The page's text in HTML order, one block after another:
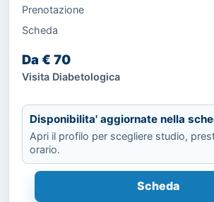
Prenotazione
Scheda
Da € 70
Visita Diabetologica
Disponibilita' aggiornate nella
Apri il profilo per scegliere studio,
orario.
Scheda